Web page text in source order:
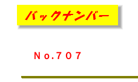
Ｎｏ.７０７